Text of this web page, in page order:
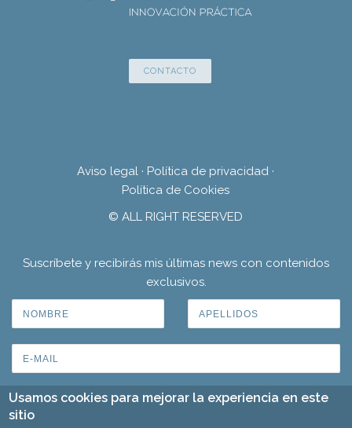
CONTACTO
Aviso legal · Política de privacidad ·
Política de Cookies
© ALL RIGHT RESERVED
Suscríbete y recibirás mis últimas news con contenidos
exclusivos.
Usamos cookies para mejorar la experiencia en este
sitio